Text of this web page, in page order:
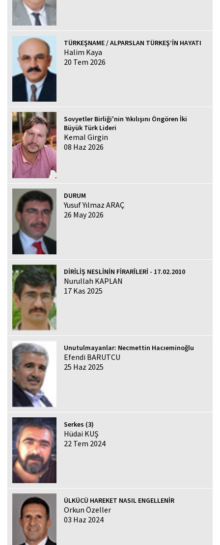
TÜRKEŞNAME / ALPARSLAN TÜRKEŞ’İN HAYATI
Halim Kaya
20 Tem 2026
Sovyetler Birliği'nin Yıkılışını Öngören İki
Büyük Türk Lideri
Kemal Girgin
08 Haz 2026
DURUM
Yusuf Yılmaz ARAÇ
26 May 2026
DİRİLİŞ NESLİNİN FİRARÎLERİ - 17.02.2010
Nurullah KAPLAN
17 Kas 2025
Unutulmayanlar: Necmettin Hacıeminoğlu
Efendi BARUTCU
25 Haz 2025
Serkes (3)
Hüdai KUŞ
22 Tem 2024
ÜLKÜCÜ HAREKET NASIL ENGELLENİR
Orkun Özeller
03 Haz 2024